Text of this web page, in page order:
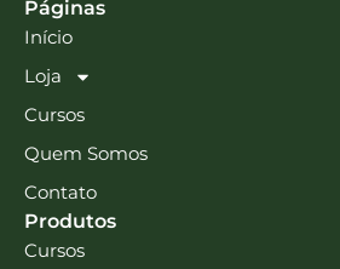
Páginas
Início
Loja
Cursos
Quem Somos
Contato
Produtos
Cursos